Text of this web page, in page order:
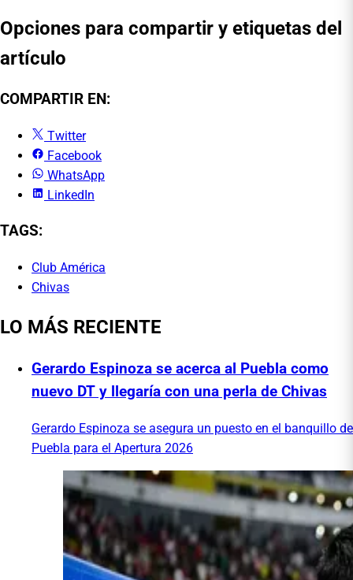
Opciones para compartir y etiquetas del
artículo
COMPARTIR EN:
Twitter
Facebook
WhatsApp
LinkedIn
TAGS:
Club América
Chivas
LO MÁS RECIENTE
Gerardo Espinoza se acerca al Puebla como
nuevo DT y llegaría con una perla de Chivas
Gerardo Espinoza se asegura un puesto en el banquillo de
Puebla para el Apertura 2026